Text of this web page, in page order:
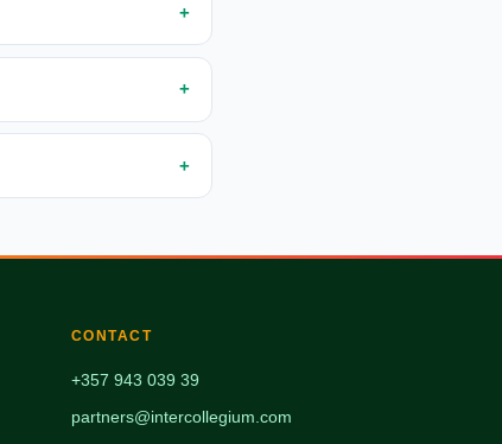
CONTACT
+357 943 039 39
partners@intercollegium.com